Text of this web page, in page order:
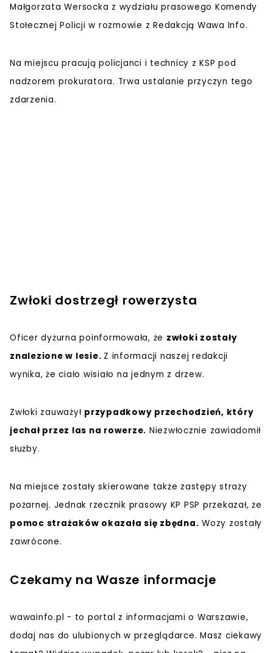
Małgorzata Wersocka z wydziału prasowego Komendy
Stołecznej Policji w rozmowie z Redakcją Wawa Info.
Na miejscu pracują policjanci i technicy z KSP pod
nadzorem prokuratora. Trwa ustalanie przyczyn tego
zdarzenia.
Zwłoki dostrzegł rowerzysta
Oficer dyżurna poinformowała, że zwłoki zostały
znalezione w lesie. Z informacji naszej redakcji
wynika, że ciało wisiało na jednym z drzew.
Zwłoki zauważył przypadkowy przechodzień, który
jechał przez las na rowerze. Niezwłocznie zawiadomił
służby.
Na miejsce zostały skierowane także zastępy straży
pożarnej. Jednak rzecznik prasowy KP PSP przekazał, że
pomoc strażaków okazała się zbędna. Wozy zostały
zawrócone.
Czekamy na Wasze informacje
wawainfo.pl - to portal z informacjami o Warszawie,
dodaj nas do ulubionych w przeglądarce. Masz ciekawy